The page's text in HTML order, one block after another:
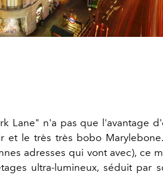
Lane" n'a pas que l'avantage
et le très très bobo
adresses qui vont avec), ce
ultra-lumineux, séduit par